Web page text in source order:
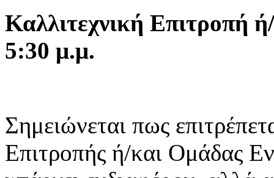
Καλλιτεχνική Επιτροπή
5:30 μ.μ.
Σημειώνεται πως
Επιτροπής ή/και Ομάδας